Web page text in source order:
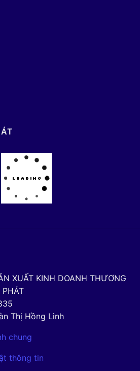
XUẤT KINH DOANH THƯƠNG
Thị Hồng Linh
chung
thông tin